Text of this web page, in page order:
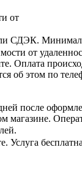
от
СДЭК.
от
Оплата
об этом по
после
магазине.
Услуга